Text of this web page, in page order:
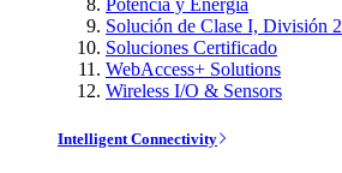
Potencia y Energía
Solución de Clase I, División 2
Soluciones Certificado
WebAccess+ Solutions
Wireless I/O & Sensors
Intelligent Connectivity